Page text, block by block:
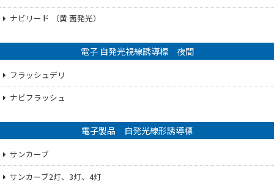
ナビリード （黄 面発光）
電子 自発光視線誘導標 夜間
フラッシュデリ
ナビフラッシュ
電子製品 自発光線形誘導標
サンカーブ
サンカーブ2灯、3灯、4灯